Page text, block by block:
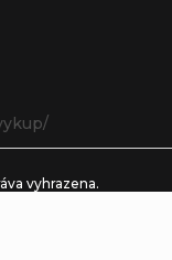
vyhrazena.